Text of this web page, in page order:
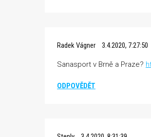
Radek Vágner 3.4.2020, 7:27:50
Sanasport v Brně a Praze?
ODPOVĚDĚT